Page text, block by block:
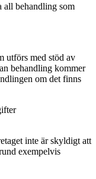
all behandling som
utförs med stöd av
behandling kommer
om det finns
inte är skyldigt att
exempelvis